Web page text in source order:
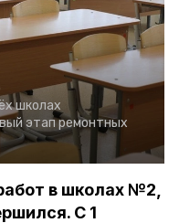
школах
этап ремонтных
в школах №2,
С 1